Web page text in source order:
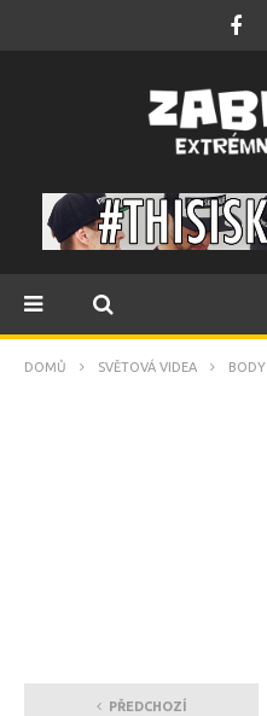
DOMŮ SVĚTOVÁ VIDEA BODY
PŘEDCHOZÍ